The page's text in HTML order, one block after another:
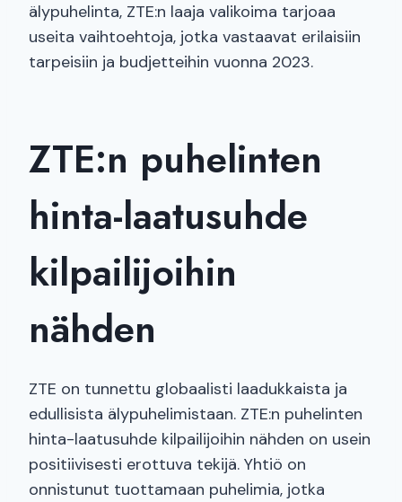
älypuhelinta, ZTE:n laaja valikoima tarjoaa
useita vaihtoehtoja, jotka vastaavat erilaisiin
tarpeisiin ja budjetteihin vuonna 2023.
ZTE:n puhelinten
hinta-laatusuhde
kilpailijoihin
nähden
ZTE on tunnettu globaalisti laadukkaista ja
edullisista älypuhelimistaan. ZTE:n puhelinten
hinta-laatusuhde kilpailijoihin nähden on usein
positiivisesti erottuva tekijä. Yhtiö on
onnistunut tuottamaan puhelimia, jotka